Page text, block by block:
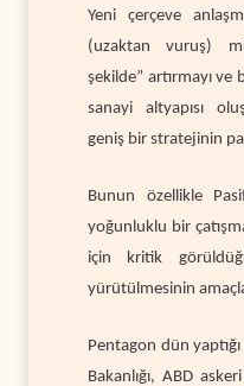
Yeni çerçeve
(uzaktan vuruş)
şekilde” artırmayı
sanayi altyapısı
geniş bir stratejinin
Bunun özellikle
yoğunluklu bir
için kritik
yürütülmesinin
Pentagon dün yaptığı
Bakanlığı, ABD